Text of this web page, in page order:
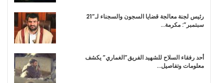
رئيس لجنة معالجة قضايا السجون والسجناء لـ”21
سبتمبر”: مكرمة…
أحد رفقاء السلاح للشهيد الفريق”الغماري” يكشف
معلومات وتفاصيل…